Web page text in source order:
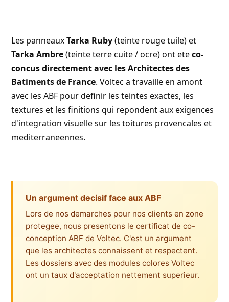
Les panneauxTarka Ruby(teinte rouge tuile) et
Tarka Ambre(teinte terre cuite / ocre) ont eteco-
concus directement avec les Architectes des
Batiments de France. Voltec a travaille en amont
avec les ABF pour definir les teintes exactes, les
textures et les finitions qui repondent aux exigences
d'integration visuelle sur les toitures provencales et
mediterraneennes.
Un argument decisif face aux ABF
Lors de nos demarches pour nos clients en zone
protegee, nous presentons le certificat de co-
conception ABF de Voltec. C'est un argument
que les architectes connaissent et respectent.
Les dossiers avec des modules colores Voltec
ont un taux d'acceptation nettement superieur.